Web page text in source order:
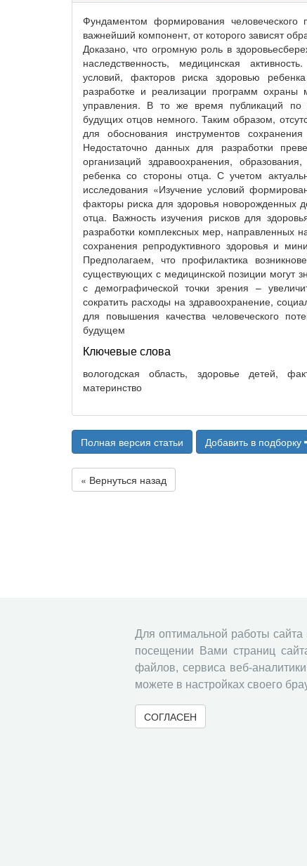
Фундаментом формирования человеческого
важнейший компонент, от которого зависят
Доказано, что огромную роль в
наследственность, медицинская
условий, факторов риска здоровью
разработке и реализации программ охраны
управления. В то же время публикаций по
будущих отцов немного. Таким образом,
для обоснования инструментов
Недостаточно данных для разработки
организаций здравоохранения,
ребенка со стороны отца. С учетом
исследования «Изучение условий
факторы риска для здоровья новорожденных
отца. Важность изучения рисков для
разработки комплексных мер, направленных
сохранения репродуктивного здоровья и
Предполагаем, что профилактика
существующих с медицинской позиции могут
с демографической точки зрения –
сократить расходы на здравоохранение,
для повышения качества человеческого
будущем
Ключевые слова
вологодская область, здоровье детей,
материнство
Полная версия статьи Добавить в подборку
« Вернуться назад
Для оптимальной работы
посещении Вами страниц
файлов, сервиса веб-
можете в настройках своего
СОГЛАСЕН